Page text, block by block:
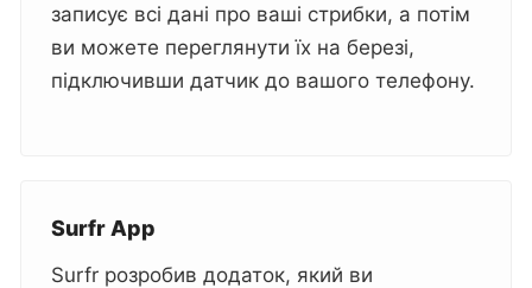
записує всі дані про ваші стрибки, а потім
ви можете переглянути їх на березі,
підключивши датчик до вашого телефону.
Surfr App
Surfr розробив додаток, який ви